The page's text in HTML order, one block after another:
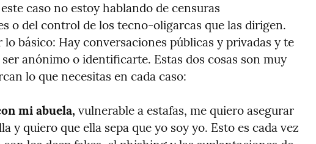
caso no estoy hablando de censuras
o del control de los tecno-oligarcas que las dirigen.
lo básico: Hay conversaciones públicas y privadas y te
anónimo o identificarte. Estas dos cosas son muy
lo que necesitas en cada caso:
mi abuela, vulnerable a estafas, me quiero asegurar
y quiero que ella sepa que yo soy yo. Esto es cada vez